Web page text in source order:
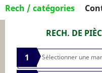
Rech / catégories
RECH. DE
1